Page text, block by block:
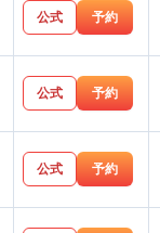
公式 予約
公式 予約
公式 予約